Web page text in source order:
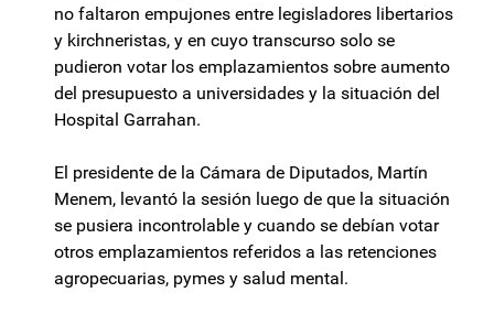
no faltaron empujones entre legisladores libertarios
y kirchneristas, y en cuyo transcurso solo se
pudieron votar los emplazamientos sobre aumento
del presupuesto a universidades y la situación del
Hospital Garrahan.
El presidente de la Cámara de Diputados, Martín
Menem, levantó la sesión luego de que la situación
se pusiera incontrolable y cuando se debían votar
otros emplazamientos referidos a las retenciones
agropecuarias, pymes y salud mental.